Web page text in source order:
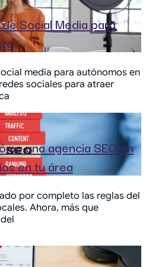
Social Media para
media para autónomos en
sociales para atraer
una agencia SEO en
en tu área
por completo las reglas del
Ahora, más que